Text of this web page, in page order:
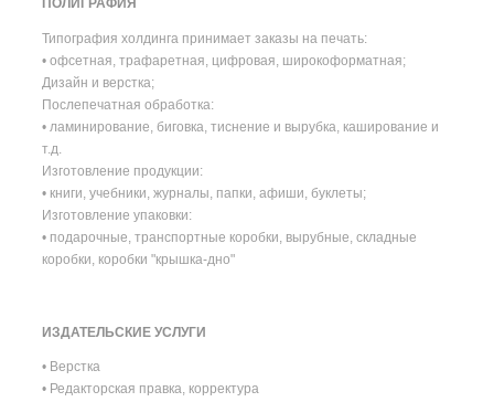
Типография холдинга принимает заказы на печать:
• офсетная, трафаретная, цифровая, широкоформатная;
Дизайн и верстка;
Послепечатная обработка:
• ламинирование, биговка, тиснение и вырубка, каширование и
т.д.
Изготовление продукции:
• книги, учебники, журналы, папки, афиши, буклеты;
Изготовление упаковки:
• подарочные, транспортные коробки, вырубные, складные
коробки, коробки "крышка-дно"
ИЗДАТЕЛЬСКИЕ УСЛУГИ
• Верстка
• Редакторская правка, корректура